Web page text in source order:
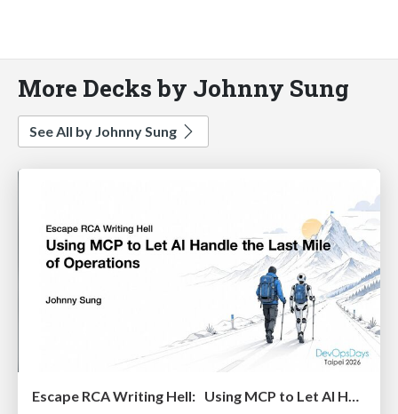
More Decks by Johnny Sung
See All by Johnny Sung
Escape RCA Writing Hell: Using MCP to Let AI Handle the Last Mile of Operations 告別 RCA 撰寫地獄：利用 MCP 讓 AI 替你完成維運最後一哩路 @ DevOpsDays 2026